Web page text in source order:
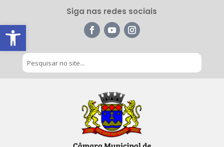
Barra de Ferramentas Aberta
Siga nas redes sociais